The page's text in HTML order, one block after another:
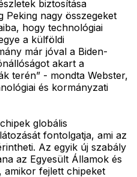
biztosítása
Peking nagy összegeket
hogy technológiai
a külföldi
már jóval a Biden-
akart a
terén” - mondta Webster,
és kormányzati
globális
fontolgatja, ami az
Az egyik új szabály
az Egyesült Államok és
amikor fejlett chipeket